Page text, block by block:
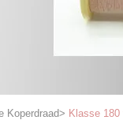
Koperdraad> Klasse